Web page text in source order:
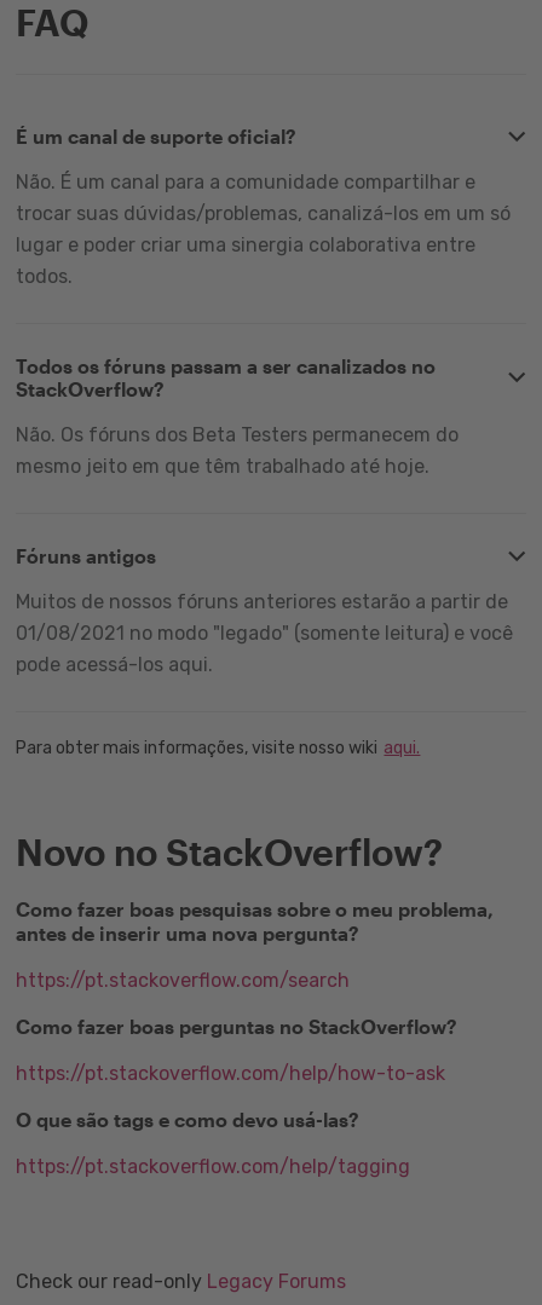
FAQ
É um canal de suporte oficial?
Não. É um canal para a comunidade compartilhar e
trocar suas dúvidas/problemas, canalizá-los em um só
lugar e poder criar uma sinergia colaborativa entre
todos.
Todos os fóruns passam a ser canalizados no
StackOverflow?
Não. Os fóruns dos Beta Testers permanecem do
mesmo jeito em que têm trabalhado até hoje.
Fóruns antigos
Muitos de nossos fóruns anteriores estarão a partir de
01/08/2021 no modo "legado" (somente leitura) e você
pode acessá-los aqui.
Para obter mais informações, visite nosso wiki aqui.
Novo no StackOverflow?
Como fazer boas pesquisas sobre o meu problema,
antes de inserir uma nova pergunta?
https://pt.stackoverflow.com/search
Como fazer boas perguntas no StackOverflow?
https://pt.stackoverflow.com/help/how-to-ask
O que são tags e como devo usá-las?
https://pt.stackoverflow.com/help/tagging
Check our read-only Legacy Forums